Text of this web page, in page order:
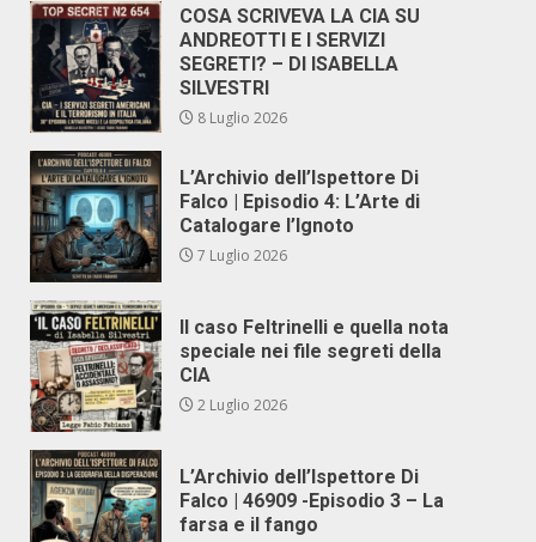
COSA SCRIVEVA LA CIA SU
ANDREOTTI E I SERVIZI
SEGRETI? – DI ISABELLA
SILVESTRI
8 Luglio 2026
L’Archivio dell’Ispettore Di
Falco | Episodio 4: L’Arte di
Catalogare l’Ignoto
7 Luglio 2026
Il caso Feltrinelli e quella nota
speciale nei file segreti della
CIA
2 Luglio 2026
L’Archivio dell’Ispettore Di
Falco | 46909 -Episodio 3 – La
farsa e il fango